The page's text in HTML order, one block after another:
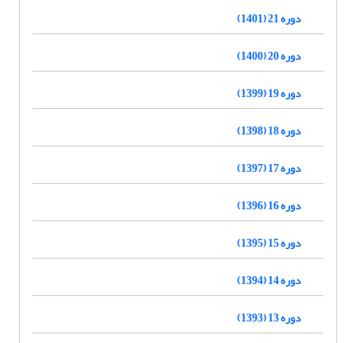
دوره 21 (1401)
دوره 20 (1400)
دوره 19 (1399)
دوره 18 (1398)
دوره 17 (1397)
دوره 16 (1396)
دوره 15 (1395)
دوره 14 (1394)
دوره 13 (1393)